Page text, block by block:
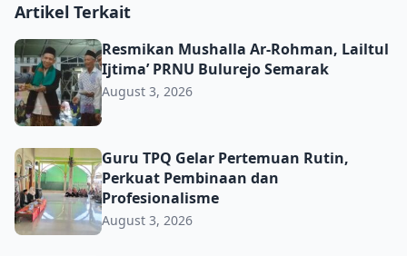
Artikel Terkait
Resmikan Mushalla Ar-Rohman, Lailtul Ijtima’ PRNU
Resmikan Mushalla Ar-Rohman, Lailtul
Ijtima’ PRNU Bulurejo Semarak
August 3, 2026
Guru TPQ Gelar Pertemuan Rutin, Perkuat Pembinaan
Guru TPQ Gelar Pertemuan Rutin,
Perkuat Pembinaan dan
Profesionalisme
August 3, 2026